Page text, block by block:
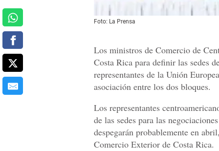
Foto: La Prensa
Los ministros de Comercio de
Costa Rica para definir las sedes
representantes de la Unión
asociación entre los dos bloques.
Los representantes
de las sedes para las
despegarán probablemente en
Comercio Exterior de Costa Rica.